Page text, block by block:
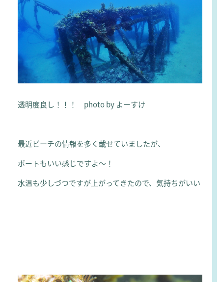
透明度良し！！！ photo by よーすけ
最近ビーチの情報を多く載せていましたが、
ボートもいい感じですよ～！
水温も少しづつですが上がってきたので、気持ちがいい